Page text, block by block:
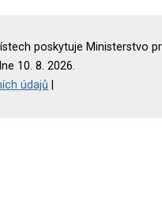
poskytuje Ministerstvo
10. 8. 2026.
údajů